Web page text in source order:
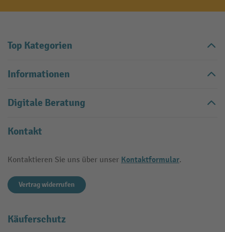
Top Kategorien
Informationen
Digitale Beratung
Kontakt
Kontaktieren Sie uns über unser Kontaktformular.
Vertrag widerrufen
Käuferschutz